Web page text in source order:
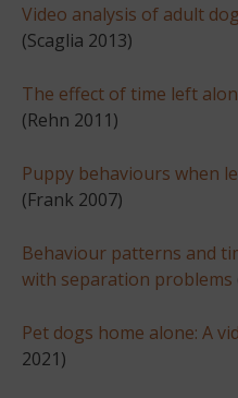
Video analysis of adult
(Scaglia 2013)
The effect of time left
(Rehn 2011)
Puppy behaviours when
(Frank 2007)
Behaviour patterns and
with separation problems
Pet dogs home alone: A
2021)